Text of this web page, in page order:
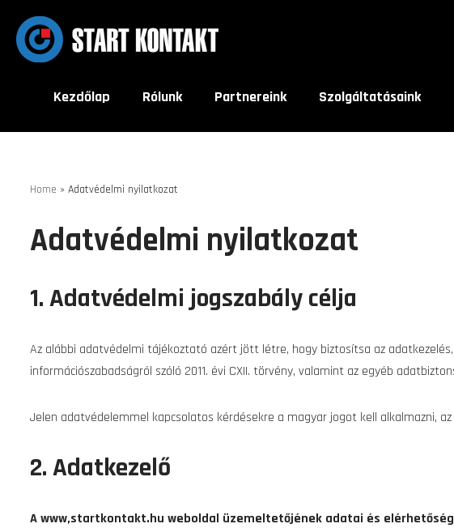
Skip
Kezdőlap Rólunk Partnereink Szolgáltatásaink
Home » Adatvédelmi nyilatkozat
Adatvédelmi nyilatkozat
1. Adatvédelmi jogszabály célja
Az alábbi adatvédelmi tájékoztató azért jött létre, hogy biztosítsa az
információszabadságról szóló 2011. évi CXII. törvény, valamint az egyéb
Jelen adatvédelemmel kapcsolatos kérdésekre a magyar jogot kell alkalmazni,
2. Adatkezelő
A www,startkontakt.hu weboldal üzemeltetőjének adatai és